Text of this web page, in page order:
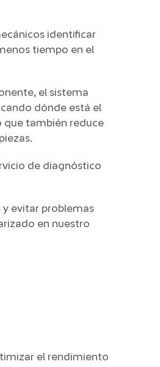
identificar
tiempo en el
el sistema
dónde está el
que también reduce
de diagnóstico
evitar problemas
en nuestro
el rendimiento